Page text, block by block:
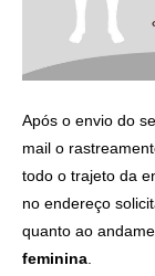
Após o envio do
mail o
todo o trajeto da
no endereço
quanto ao
feminina